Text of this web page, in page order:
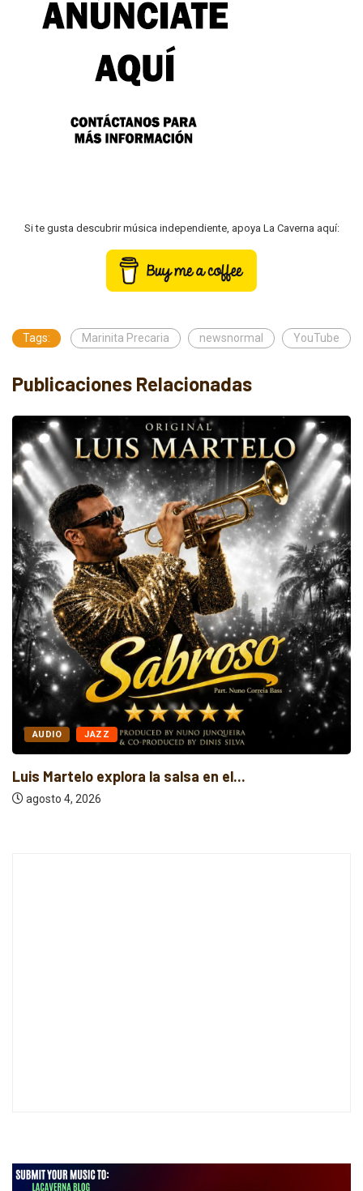
Si te gusta descubrir música independiente, apoya La Caverna aquí:
Tags: Marinita Precaria newsnormal YouTube
Publicaciones Relacionadas
AUDIO JAZZ
Luis Martelo explora la salsa en el...
agosto 4, 2026